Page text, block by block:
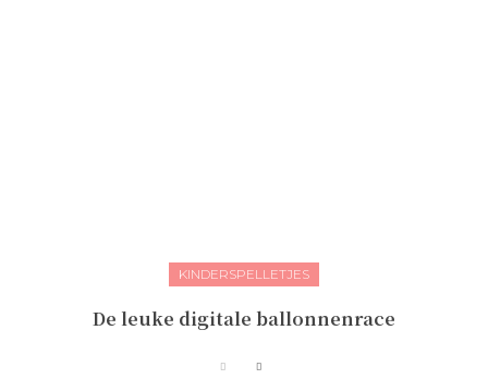
KINDERSPELLETJES
De leuke digitale ballonnenrace